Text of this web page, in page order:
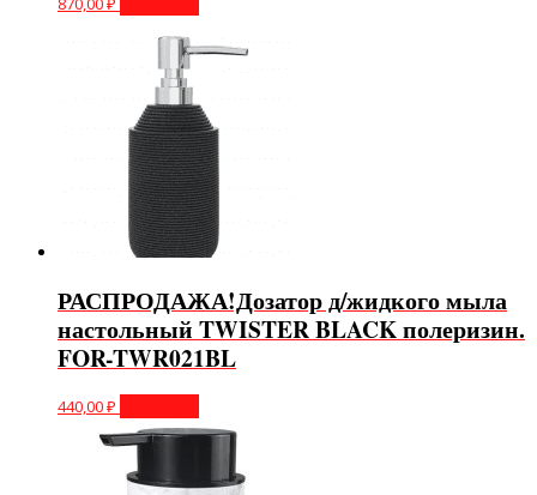
РАСПРОДАЖА!Дозатор д/жидкого мыла
настольный TWISTER BLACK полеризин.
FOR-TWR021BL
440,00₽